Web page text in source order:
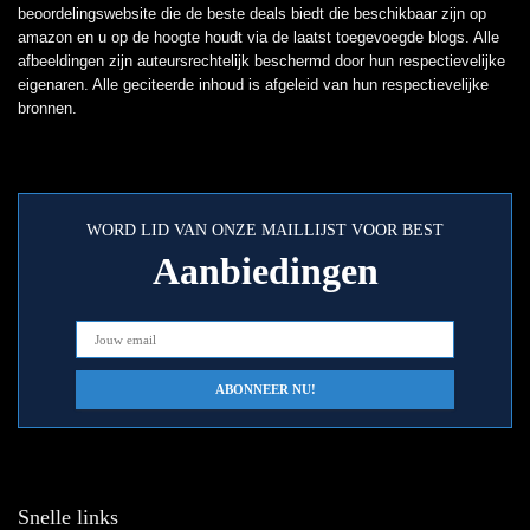
beoordelingswebsite die de beste deals biedt die beschikbaar zijn op
amazon en u op de hoogte houdt via de laatst toegevoegde blogs. Alle
afbeeldingen zijn auteursrechtelijk beschermd door hun respectievelijke
eigenaren. Alle geciteerde inhoud is afgeleid van hun respectievelijke
bronnen.
WORD LID VAN ONZE MAILLIJST VOOR BEST
Aanbiedingen
Snelle links